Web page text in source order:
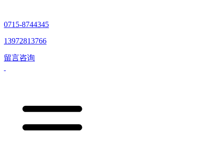
0715-8744345
13972813766
留言咨询